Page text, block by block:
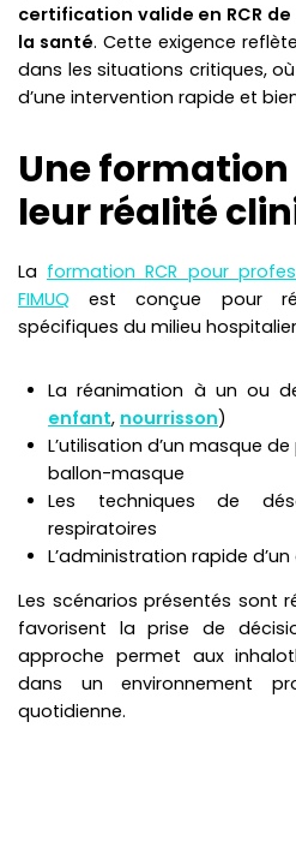
certification valide en RCR
la santé. Cette exigence
dans les situations critiques,
d’une intervention rapide et
Une
leur réalité
La formation RCR pour
FIMUQ est conçue pour
spécifiques du milieu
La réanimation à un ou
enfant, nourrisson)
L’utilisation d’un masque
ballon-masque
Les techniques de
respiratoires
L’administration rapide
Les scénarios présentés sont
favorisent la prise de
approche permet aux
dans un environnement
quotidienne.